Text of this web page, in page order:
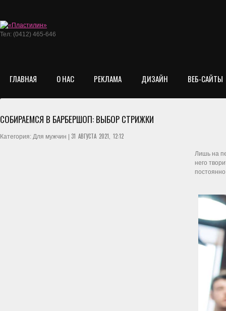
Тел: (0412) 465-646
ГЛАВНАЯ О НАС РЕКЛАМА ДИЗАЙН ВЕБ-САЙТЫ
СОБИРАЕМСЯ В БАРБЕРШОП: ВЫБОР СТРИЖКИ
Категория: Для мужчин | 31 АВГУСТА 2021, 12:12
Лишь на
него